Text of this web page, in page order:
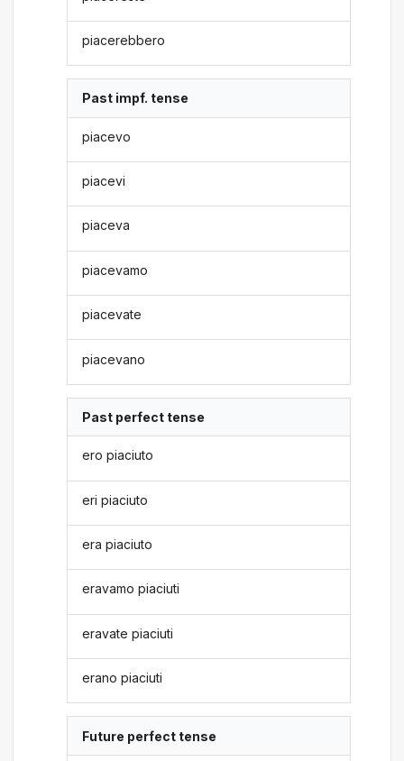
piacerebbero
Past impf. tense
piacevo
piacevi
piaceva
piacevamo
piacevate
piacevano
Past perfect tense
ero piaciuto
eri piaciuto
era piaciuto
eravamo piaciuti
eravate piaciuti
erano piaciuti
Future perfect tense